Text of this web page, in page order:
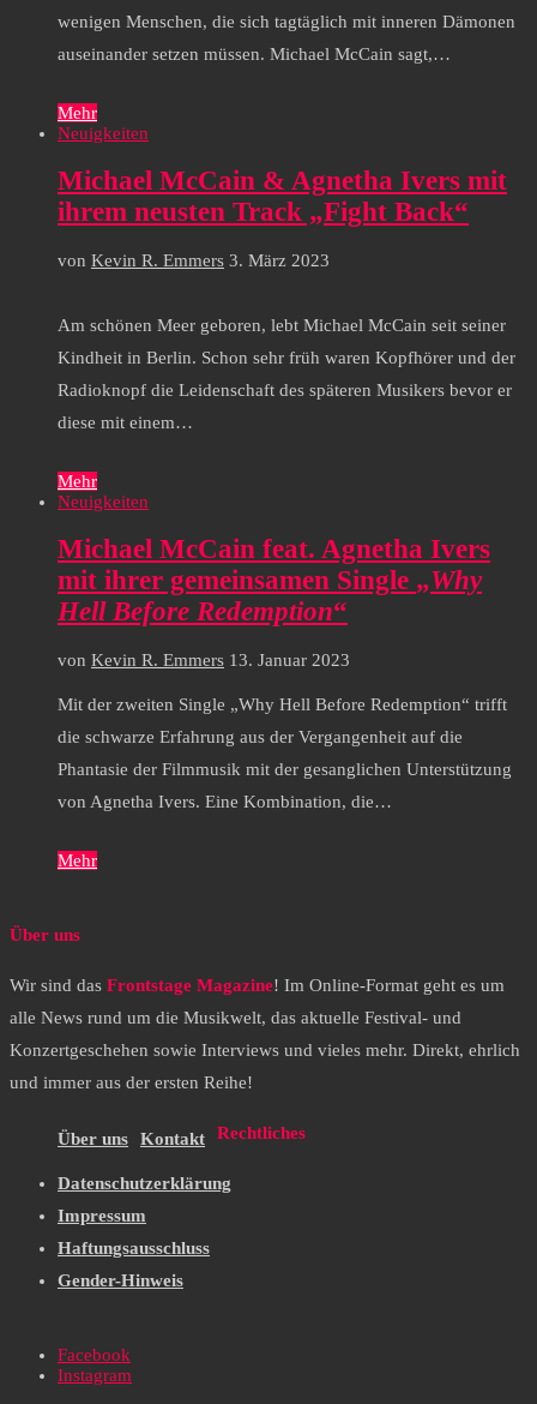
wenigen Menschen, die sich tagtäglich mit inneren Dämonen
auseinander setzen müssen. Michael McCain sagt,…
Mehr
Neuigkeiten
Michael McCain & Agnetha Ivers mit
ihrem neusten Track „Fight Back“
von Kevin R. Emmers 3. März 2023
Am schönen Meer geboren, lebt Michael McCain seit seiner
Kindheit in Berlin. Schon sehr früh waren Kopfhörer und der
Radioknopf die Leidenschaft des späteren Musikers bevor er
diese mit einem…
Mehr
Neuigkeiten
Michael McCain feat. Agnetha Ivers
mit ihrer gemeinsamen Single „Why
Hell Before Redemption“
von Kevin R. Emmers 13. Januar 2023
Mit der zweiten Single „Why Hell Before Redemption“ trifft
die schwarze Erfahrung aus der Vergangenheit auf die
Phantasie der Filmmusik mit der gesanglichen Unterstützung
von Agnetha Ivers. Eine Kombination, die…
Mehr
Über uns
Wir sind das Frontstage Magazine! Im Online-Format geht es um
alle News rund um die Musikwelt, das aktuelle Festival- und
Konzertgeschehen sowie Interviews und vieles mehr. Direkt, ehrlich
und immer aus der ersten Reihe!
Über uns Kontakt Rechtliches
Datenschutzerklärung
Impressum
Haftungsausschluss
Gender-Hinweis
Facebook
Instagram